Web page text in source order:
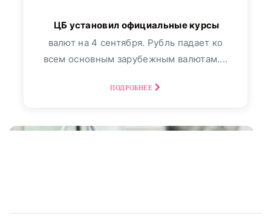
валют на 4 сентября. Рубль падает ко
всем основным зарубежным валютам....
ПОДРОБНЕЕ